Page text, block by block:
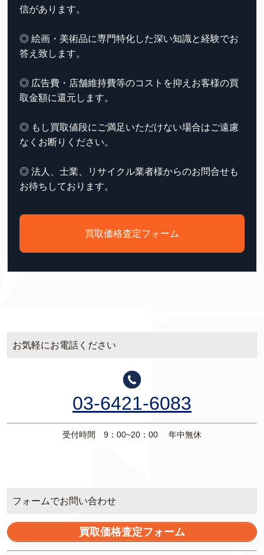
信があります。
◎ 絵画・美術品に専門特化した深い知識と経験でお
答え致します。
◎ 広告費・店舗維持費等のコストを抑えお客様の買
取金額に還元します。
◎ もし買取値段にご満足いただけない場合はご遠慮
なくお断りください。
◎ 法人、士業、リサイクル業者様からのお問合せも
お待ちしております。
買取価格査定フォーム
お気軽にお電話ください
03-6421-6083
受付時間 9：00~20：00 年中無休
フォームでお問い合わせ
買取価格査定フォーム